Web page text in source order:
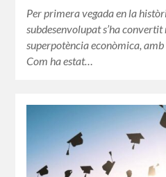
Per primera vegada en la
subdesenvolupat s’ha
superpotència econòmica,
Com ha estat…